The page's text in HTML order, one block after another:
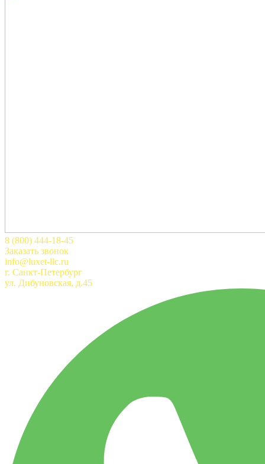
8 (800) 444-18-45
Заказать звонок
info@luxet-llc.ru
г. Санкт-Петербург
ул. Дибуновская, д.45